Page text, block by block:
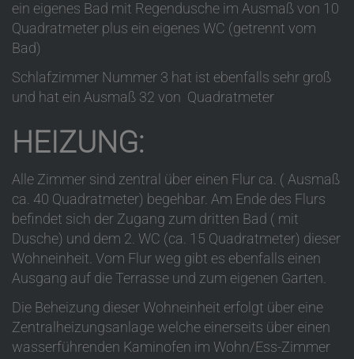
ein eigenes Bad mit Regendusche im Ausmaß von 10
Quadratmeter plus ein eigenes WC (getrennt vom
Bad)
Schlafzimmer Nummer 3 hat ist ebenfalls sehr groß
und hat ein Ausmaß 32 von Quadratmeter
HEIZUNG:
Alle Zimmer sind zentral über einen Flur ca. ( Ausmaß
ca. 40 Quadratmeter) begehbar. Am Ende des Flurs
befindet sich der Zugang zum dritten Bad ( mit
Dusche) und dem 2. WC (ca. 15 Quadratmeter) dieser
Wohneinheit. Vom Flur weg gibt es ebenfalls einen
Ausgang auf die Terrasse und zum eigenen Garten.
Die Beheizung dieser Wohneinheit erfolgt über eine
Zentralheizungsanlage welche einerseits über einen
wasserführenden Kaminofen im Wohn/Ess-Zimmer